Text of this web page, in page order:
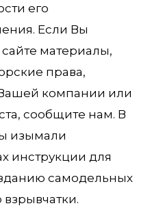
его
Если Вы
материалы,
права,
компании или
сообщите нам. В
изымали
инструкции для
самодельных